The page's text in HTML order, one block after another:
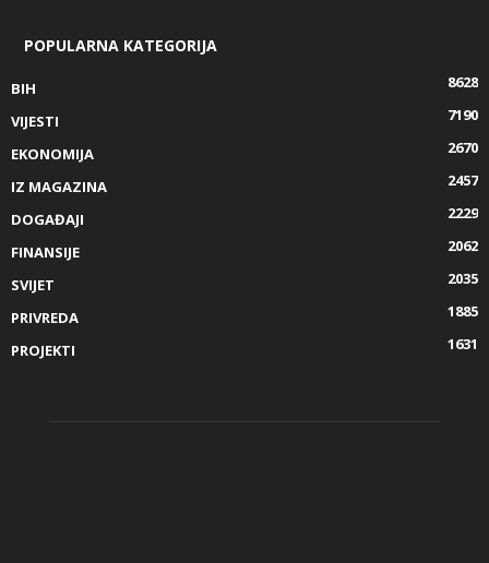
POPULARNA KATEGORIJA
BIH
8628
VIJESTI
7190
EKONOMIJA
2670
IZ MAGAZINA
2457
DOGAĐAJI
2229
FINANSIJE
2062
SVIJET
2035
PRIVREDA
1885
PROJEKTI
1631